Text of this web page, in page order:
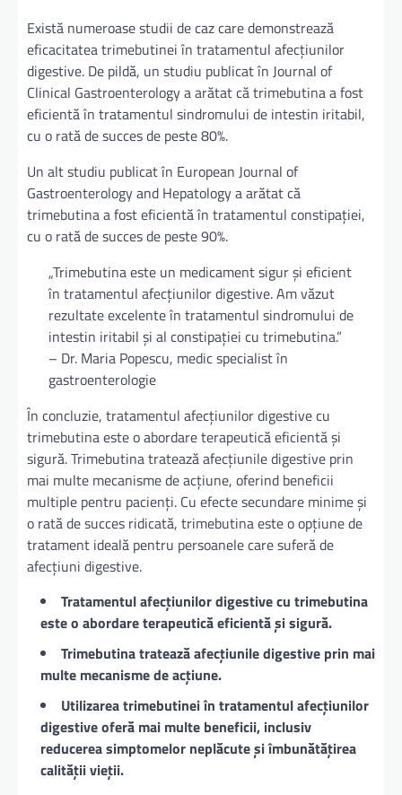
Există numeroase studii de caz care demonstrează
eficacitatea trimebutinei în tratamentul afecțiunilor
digestive. De pildă, un studiu publicat în Journal of
Clinical Gastroenterology a arătat că trimebutina a fost
eficientă în tratamentul sindromului de intestin iritabil,
cu o rată de succes de peste 80%.
Un alt studiu publicat în European Journal of
Gastroenterology and Hepatology a arătat că
trimebutina a fost eficientă în tratamentul constipației,
cu o rată de succes de peste 90%.
„Trimebutina este un medicament sigur și eficient
în tratamentul afecțiunilor digestive. Am văzut
rezultate excelente în tratamentul sindromului de
intestin iritabil și al constipației cu trimebutina.”
– Dr. Maria Popescu, medic specialist în
gastroenterologie
În concluzie, tratamentul afecțiunilor digestive cu
trimebutina este o abordare terapeutică eficientă și
sigură. Trimebutina tratează afecțiunile digestive prin
mai multe mecanisme de acțiune, oferind beneficii
multiple pentru pacienți. Cu efecte secundare minime și
o rată de succes ridicată, trimebutina este o opțiune de
tratament ideală pentru persoanele care suferă de
afecțiuni digestive.
Tratamentul afecțiunilor digestive cu trimebutina
este o abordare terapeutică eficientă și sigură.
Trimebutina tratează afecțiunile digestive prin mai
multe mecanisme de acțiune.
Utilizarea trimebutinei în tratamentul afecțiunilor
digestive oferă mai multe beneficii, inclusiv
reducerea simptomelor neplăcute și îmbunătățirea
calității vieții.